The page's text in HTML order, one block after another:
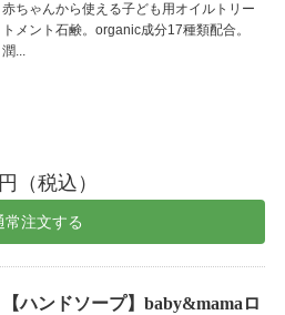
赤ちゃんから使える子ども用オイルトリー
トメント石鹸。organic成分17種類配合。
潤...
（税込）
常注文する
【ハンドソープ】baby&mamaロ